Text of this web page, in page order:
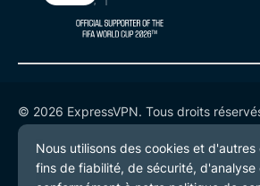
© 2026 ExpressVPN. Tous droits
Politique de confidentialité
Conditions de service
Préférences de cookies